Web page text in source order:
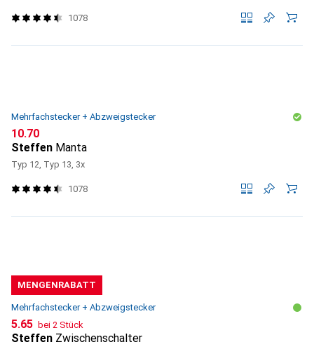
1078
Mehrfachstecker + Abzweigstecker
CHF
10.70
Steffen Manta
Typ 12, Typ 13, 3x
1078
MENGENRABATT
Mehrfachstecker + Abzweigstecker
CHF
5.65 bei 2 Stück
Steffen Zwischenschalter